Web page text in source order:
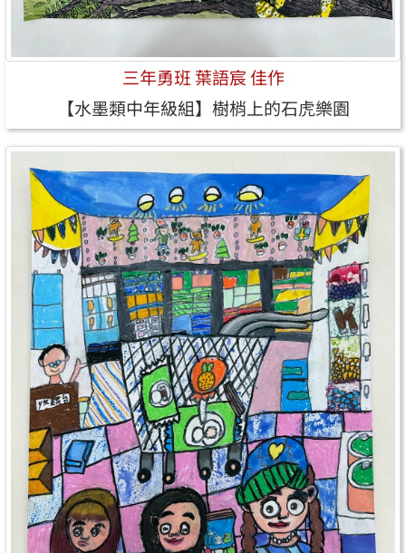
三年勇班 葉語宸 佳作
【水墨類中年級組】樹梢上的石虎樂園